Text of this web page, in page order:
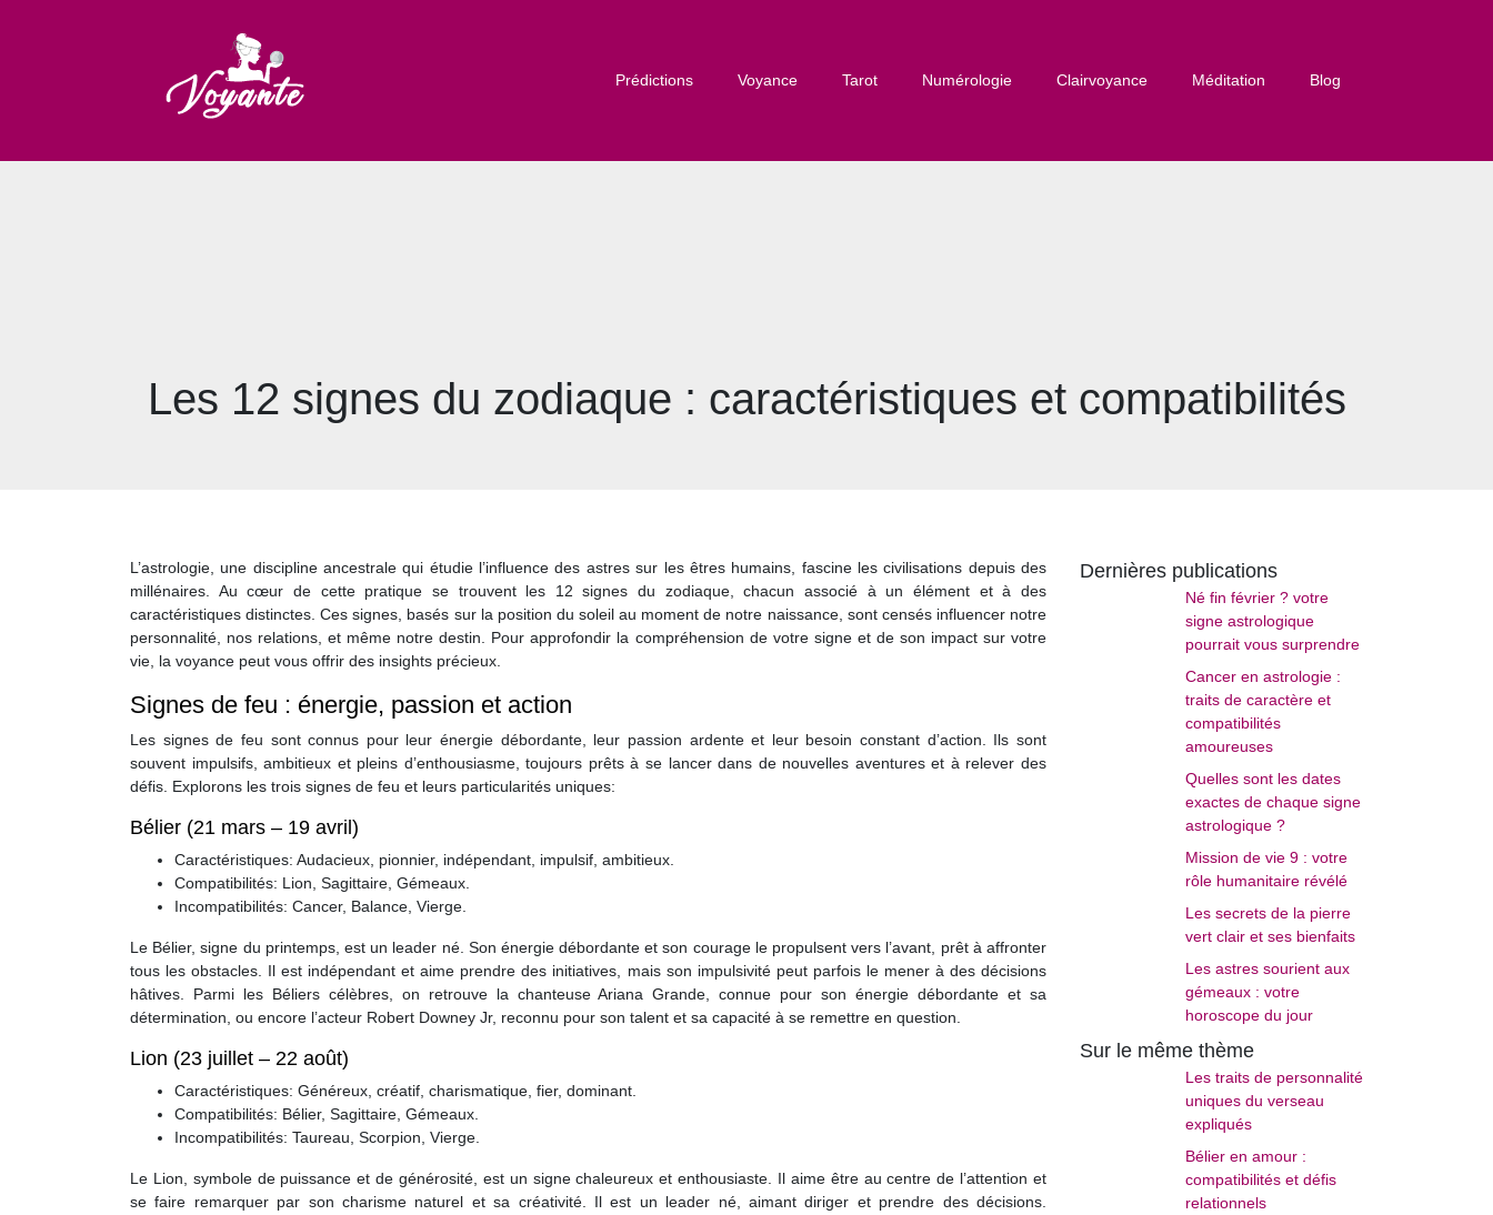
Prédictions Voyance Tarot Numérologie Clairvoyance Méditation Blog
Les 12 signes du zodiaque : caractéristiques et compatibilités
L’astrologie, une discipline ancestrale qui étudie l’influence des astres sur les êtres humains, fascine les civilisations depuis des
millénaires. Au cœur de cette pratique se trouvent les 12 signes du zodiaque, chacun associé à un élément et à des
caractéristiques distinctes. Ces signes, basés sur la position du soleil au moment de notre naissance, sont censés influencer notre
personnalité, nos relations, et même notre destin. Pour approfondir la compréhension de votre signe et de son impact sur votre
vie, la voyance peut vous offrir des insights précieux.
Signes de feu : énergie, passion et action
Les signes de feu sont connus pour leur énergie débordante, leur passion ardente et leur besoin constant d’action. Ils sont
souvent impulsifs, ambitieux et pleins d’enthousiasme, toujours prêts à se lancer dans de nouvelles aventures et à relever des
défis. Explorons les trois signes de feu et leurs particularités uniques:
Bélier (21 mars – 19 avril)
Caractéristiques: Audacieux, pionnier, indépendant, impulsif, ambitieux.
Compatibilités: Lion, Sagittaire, Gémeaux.
Incompatibilités: Cancer, Balance, Vierge.
Le Bélier, signe du printemps, est un leader né. Son énergie débordante et son courage le propulsent vers l’avant, prêt à affronter
tous les obstacles. Il est indépendant et aime prendre des initiatives, mais son impulsivité peut parfois le mener à des décisions
hâtives. Parmi les Béliers célèbres, on retrouve la chanteuse Ariana Grande, connue pour son énergie débordante et sa
détermination, ou encore l’acteur Robert Downey Jr, reconnu pour son talent et sa capacité à se remettre en question.
Lion (23 juillet – 22 août)
Caractéristiques: Généreux, créatif, charismatique, fier, dominant.
Compatibilités: Bélier, Sagittaire, Gémeaux.
Incompatibilités: Taureau, Scorpion, Vierge.
Le Lion, symbole de puissance et de générosité, est un signe chaleureux et enthousiaste. Il aime être au centre de l’attention et
se faire remarquer par son charisme naturel et sa créativité. Il est un leader né, aimant diriger et prendre des décisions.
Dernières publications
Né fin février ? votre
signe astrologique
pourrait vous surprendre
Cancer en astrologie :
traits de caractère et
compatibilités
amoureuses
Quelles sont les dates
exactes de chaque signe
astrologique ?
Mission de vie 9 : votre
rôle humanitaire révélé
Les secrets de la pierre
vert clair et ses bienfaits
Les astres sourient aux
gémeaux : votre
horoscope du jour
Sur le même thème
Les traits de personnalité
uniques du verseau
expliqués
Bélier en amour :
compatibilités et défis
relationnels